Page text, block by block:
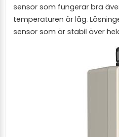
sensor som fungerar bra
temperaturen är låg.
sensor som är stabil över